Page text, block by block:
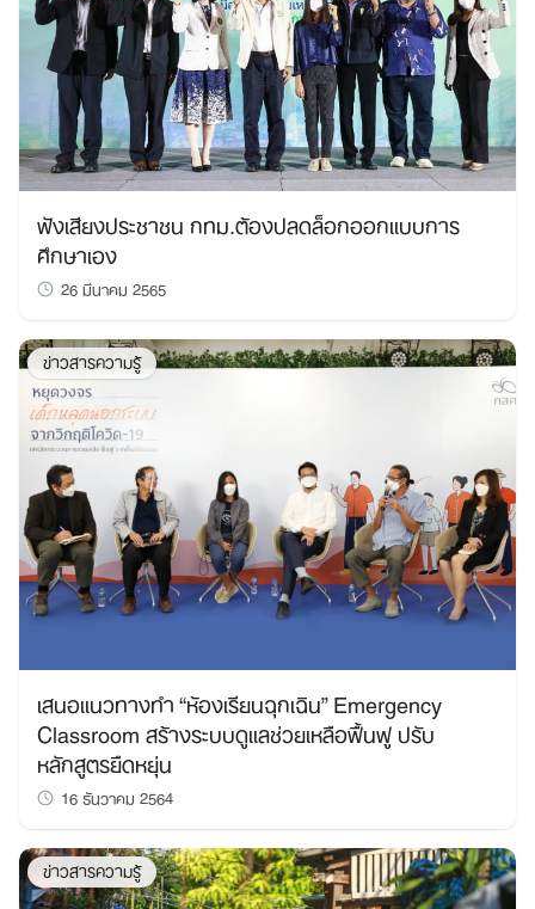
ฟังเสียงประชาชน กทม.ต้องปลดล็อกออกแบบการ
ศึกษาเอง
26 มีนาคม 2565
ข่าวสารความรู้
เสนอแนวทางทำ “ห้องเรียนฉุกเฉิน” Emergency
Classroom สร้างระบบดูแลช่วยเหลือฟื้นฟู ปรับ
หลักสูตรยืดหยุ่น
16 ธันวาคม 2564
ข่าวสารความรู้